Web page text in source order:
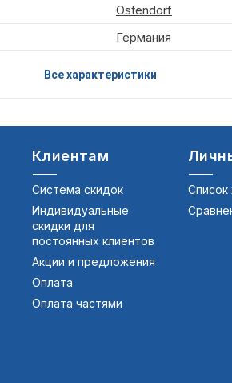
Ostendorf
Германия
Все характеристики
Клиентам
Система скидок
Индивидуальные
скидки для
постоянных клиентов
Акции и предложения
Оплата
Оплата частями
Список